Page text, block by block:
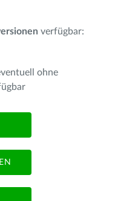
verfügbar:
ohne